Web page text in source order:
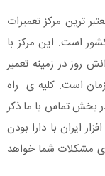
ترین مرکز تعمیرات
است. این مرکز با
روز در زمینه تعمیر
است. کلیه ی راه
بخش تماس با ما ذکر
ایران با دارا بودن
مشکلات شما خواهد